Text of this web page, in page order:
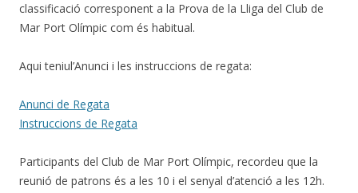
classificació corresponent a la Prova de la Lliga del Club de
Mar Port Olímpic com és habitual.
Aqui teniul’Anunci i les instruccions de regata:
Anunci de Regata
Instruccions de Regata
Participants del Club de Mar Port Olímpic, recordeu que la
reunió de patrons és a les 10 i el senyal d’atenció a les 12h.